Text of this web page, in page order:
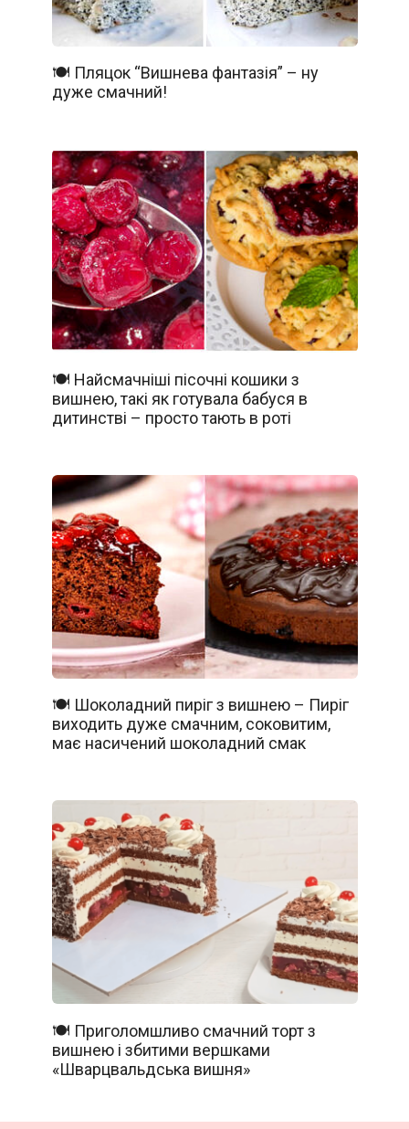
🍽️ Пляцок “Вишнева фантазія” – ну
дуже смачний!
🍽️ Найсмачніші пісочні кошики з
вишнею, такі як готувала бабуся в
дитинстві – просто тають в роті
🍽️ Шоколадний пиріг з вишнею – Пиріг
виходить дуже смачним, соковитим,
має насичений шоколадний смак
🍽️ Приголомшливо смачний торт з
вишнею і збитими вершками
«Шварцвальдська вишня»